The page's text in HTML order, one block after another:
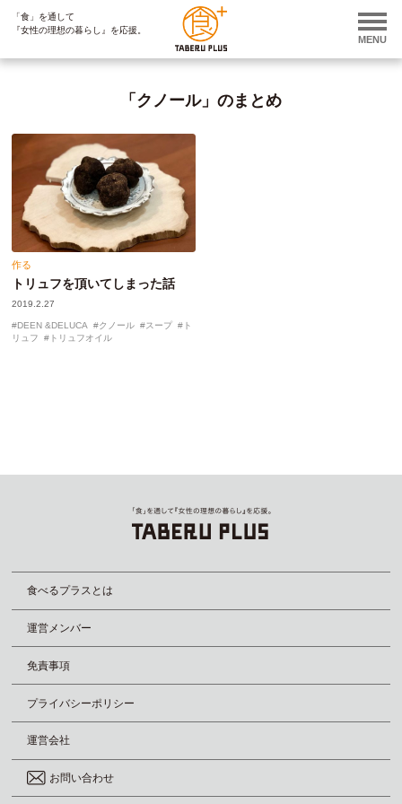
「食」を通して
『女性の理想の暮らし』を応援。
MENU
「クノール」のまとめ
作る
トリュフを頂いてしまった話
2019.2.27
DEEN &DELUCA クノール スープ
ト
リュフ
トリュフオイル
食べるプラスとは
運営メンバー
免責事項
プライバシーポリシー
運営会社
お問い合わせ